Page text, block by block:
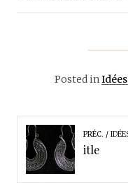
Posted in
PRÉC.
itle